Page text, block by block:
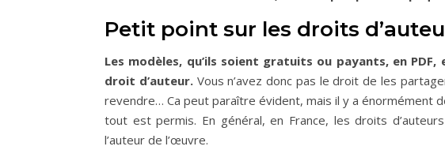
Petit point sur les droits
Les modèles, qu’ils soient gratuits ou payants, en
droit d’auteur.Vous n’avez donc pas le droit de les
revendre… Ca peut paraître évident, mais il y a énormément
tout est permis. En général, en France, les droits
l’auteur de l’œuvre.